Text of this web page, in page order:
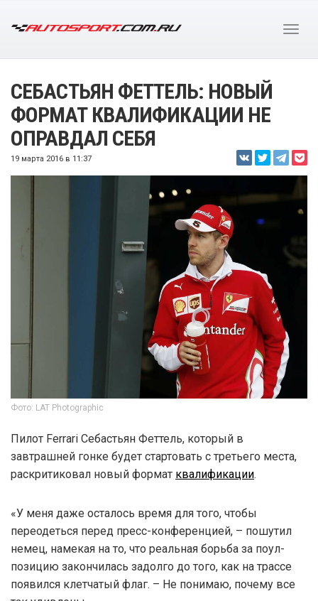
СЕБАСТЬЯН ФЕТТЕЛЬ: НОВЫЙ
ФОРМАТ КВАЛИФИКАЦИИ НЕ
ОПРАВДАЛ СЕБЯ
19 марта 2016 в 11:37
Фото: LAT Photographic
Пилот Ferrari Себастьян Феттель, который в
завтрашней гонке будет стартовать с третьего места,
раскритиковал новый формат квалификации.
«У меня даже осталось время для того, чтобы
переодеться перед пресс-конференцией, – пошутил
немец, намекая на то, что реальная борьба за поул-
позицию закончилась задолго до того, как на трассе
появился клетчатый флаг. – Не понимаю, почему все